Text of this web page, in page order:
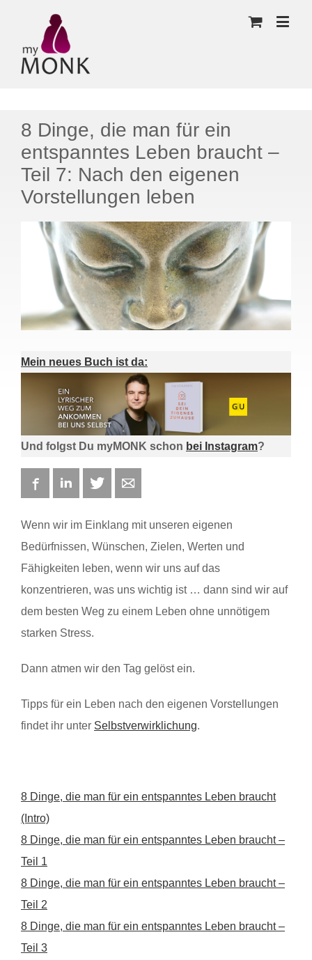
8 Dinge, die man für ein
entspanntes Leben braucht –
Teil 7: Nach den eigenen
Vorstellungen leben
Mein neues Buch ist da:
Und folgst Du myMONK schon bei Instagram?
FacebookLinkedIn Twitter
Wenn wir im Einklang mit unseren eigenen
Bedürfnissen, Wünschen, Zielen, Werten und
Fähigkeiten leben, wenn wir uns auf das
konzentrieren, was uns wichtig ist … dann sind wir auf
dem besten Weg zu einem Leben ohne unnötigem
starken Stress.
Dann atmen wir den Tag gelöst ein.
Tipps für ein Leben nach den eigenen Vorstellungen
findet ihr unter Selbstverwirklichung.
8 Dinge, die man für ein entspanntes Leben braucht
(Intro)
8 Dinge, die man für ein entspanntes Leben braucht –
Teil 1
8 Dinge, die man für ein entspanntes Leben braucht –
Teil 2
8 Dinge, die man für ein entspanntes Leben braucht –
Teil 3